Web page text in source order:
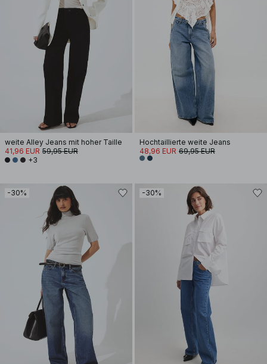
weite Alley Jeans mit hoher Taille
41,96 EUR 59,95 EUR
+3
Hochtaillierte weite Jeans
48,96 EUR 69,95 EUR
-30% -30%